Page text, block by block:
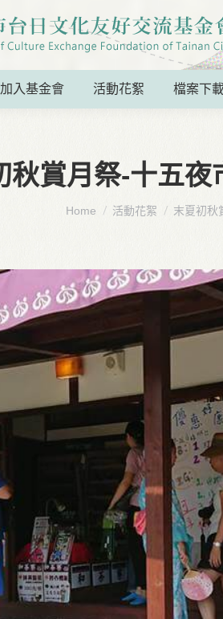
加入基金會 活動花絮 檔案下
秋賞月祭-十五夜
You are here:
Home 活動花絮 末夏初秋